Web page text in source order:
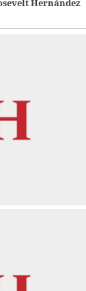
Hernández